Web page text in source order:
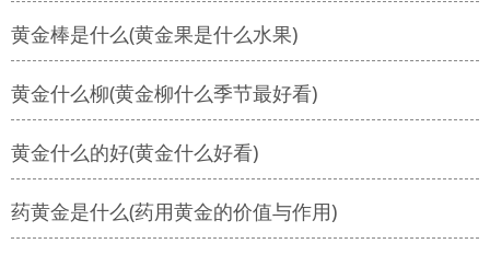
黄金棒是什么(黄金果是什么水果)
黄金什么柳(黄金柳什么季节最好看)
黄金什么的好(黄金什么好看)
药黄金是什么(药用黄金的价值与作用)